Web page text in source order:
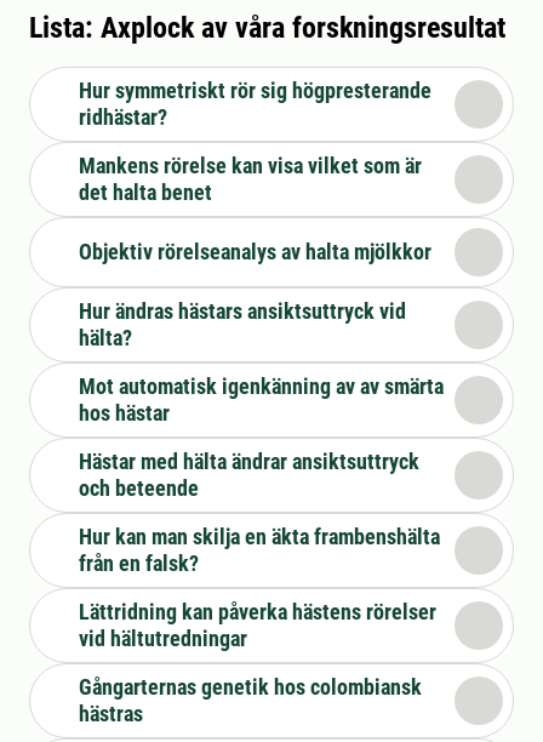
Lista: Axplock av våra forskningsresultat
Hur symmetriskt rör sig högpresterande
ridhästar?
Mankens rörelse kan visa vilket som är
det halta benet
Objektiv rörelseanalys av halta mjölkkor
Hur ändras hästars ansiktsuttryck vid
hälta?
Mot automatisk igenkänning av av smärta
hos hästar
Hästar med hälta ändrar ansiktsuttryck
och beteende
Hur kan man skilja en äkta frambenshälta
från en falsk?
Lättridning kan påverka hästens rörelser
vid hältutredningar
Gångarternas genetik hos colombiansk
hästras